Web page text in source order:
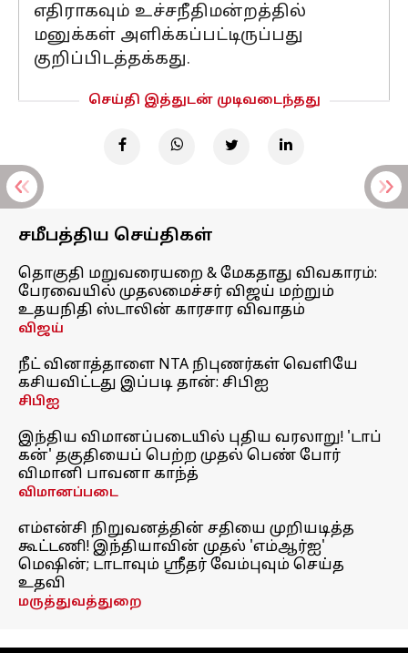
எதிராகவும் உச்சநீதிமன்றத்தில்
மனுக்கள் அளிக்கப்பட்டிருப்பது
குறிப்பிடத்தக்கது.
செய்தி இத்துடன் முடிவடைந்தது
சமீபத்திய செய்திகள்
தொகுதி மறுவரையறை & மேகதாது விவகாரம்:
பேரவையில் முதலமைச்சர் விஜய் மற்றும்
உதயநிதி ஸ்டாலின் காரசார விவாதம்
விஜய்
நீட் வினாத்தாளை NTA நிபுணர்கள் வெளியே
கசியவிட்டது இப்படி தான்: சிபிஐ
சிபிஐ
இந்திய விமானப்படையில் புதிய வரலாறு! 'டாப்
கன்' தகுதியைப் பெற்ற முதல் பெண் போர்
விமானி பாவனா காந்த்
விமானப்படை
எம்என்சி நிறுவனத்தின் சதியை முறியடித்த
கூட்டணி! இந்தியாவின் முதல் 'எம்ஆர்ஐ'
மெஷின்; டாடாவும் ஸ்ரீதர் வேம்புவும் செய்த
உதவி
மருத்துவத்துறை